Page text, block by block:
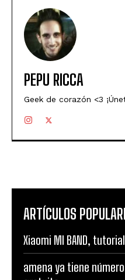
PEPU RICCA
Geek de corazón <3
ARTÍCULOS
Xiaomi MI BAND,
amena ya tiene